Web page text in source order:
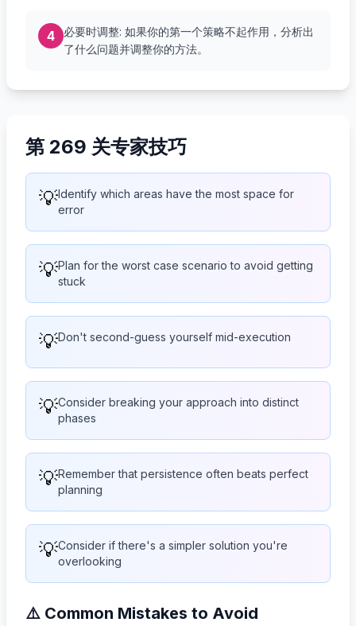
4
必要时调整: 如果你的第一个策略不起作用，分析出
了什么问题并调整你的方法。
第 269 关专家技巧
💡Identify which areas have the most space for
error
💡Plan for the worst case scenario to avoid getting
stuck
💡Don't second-guess yourself mid-execution
💡Consider breaking your approach into distinct
phases
💡Remember that persistence often beats perfect
planning
💡Consider if there's a simpler solution you're
overlooking
⚠️ Common Mistakes to Avoid